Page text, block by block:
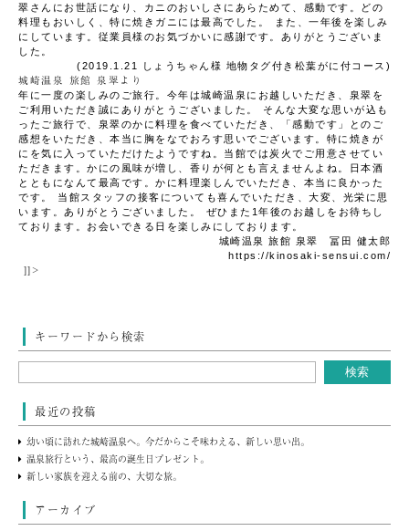
翠さんにお世話になり、カニのおいしさにあらためて、感動です。 どの
料理もおいしく、特に焼きガニには最高でした。
また、一年後を楽しみ
にしています。従業員様のお気づかいに感謝です。ありがとうございま
した。
(2019.1.21 しょうちゃん様 地物タグ付き松葉がに付コース )
城崎温泉 旅館 泉翠より
年に一度の楽しみのご旅行。今年は城崎温泉にお越しいただき、泉翠を
ご利用いただき誠にありがとうございました。
そんな大変な思いが込も
ったご旅行で、泉翠のかに料理を食べていただき、「感動です」とのご
感想をいただき、本当に胸をなでおろす思いでございます。特に焼きが
にを気に入っていただけたようですね。当館では炭火でご用意させてい
ただきます。かにの風味が増し、香りが何とも言えませんよね。日本酒
とともになんて最高です。かに料理楽しんでいただき、本当に良かった
です。
当館スタッフの接客についても喜んでいただき、大変、光栄に思
います。ありがとうございました。
ぜひまた1年後のお越しをお待ちし
ております。お会いできる日を楽しみにしております。
城崎温泉 旅館 泉翠 冨田 健太郎
https://kinosaki-sensui.com/
]]>
キーワードから検索
最近の投稿
幼い頃に訪れた城崎温泉へ。今だからこそ味わえる、新しい思い出。
温泉旅行という、最高の誕生日プレゼント。
新しい家族を迎える前の、大切な旅。
アーカイブ